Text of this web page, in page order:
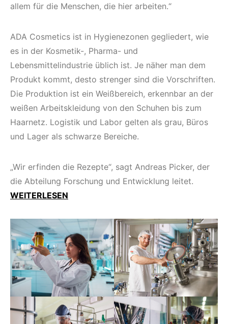
allem für die Menschen, die hier arbeiten.“
ADA Cosmetics ist in Hygienezonen gegliedert, wie
es in der Kosmetik-, Pharma- und
Lebensmittelindustrie üblich ist. Je näher man dem
Produkt kommt, desto strenger sind die Vorschriften.
Die Produktion ist ein Weißbereich, erkennbar an der
weißen Arbeitskleidung von den Schuhen bis zum
Haarnetz. Logistik und Labor gelten als grau, Büros
und Lager als schwarze Bereiche.
„Wir erfinden die Rezepte“, sagt Andreas Picker, der
die Abteilung Forschung und Entwicklung leitet.
WEITERLESEN